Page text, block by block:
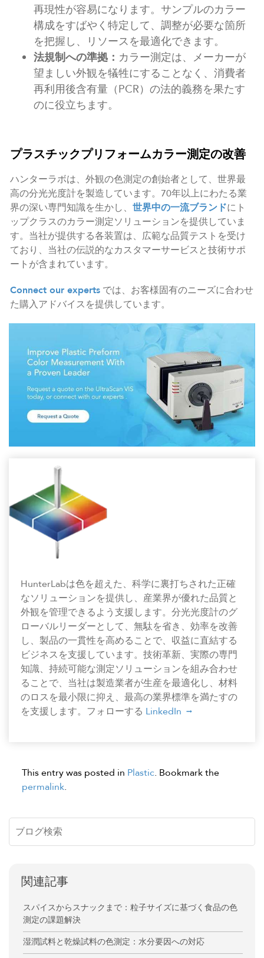
再現性が容易になります。サンプルのカラー
構成をすばやく特定して、調整が必要な箇所
を把握し、リソースを最適化できます。
法規制への準拠： カラー測定は、メーカーが
望ましい外観を犠牲にすることなく、消費者
再利用後含有量（PCR）の法的義務を果たす
のに役立ちます。
プラスチックプリフォームカラー測定の改善
ハンターラボは、外観の色測定の創始者として、世界最
高の分光光度計を製造しています。70年以上にわたる業
界の深い専門知識を生かし、 世界中の一流ブランドにト
ップクラスのカラー測定ソリューションを提供していま
す。当社が提供する各装置は、広範な品質テストを受け
ており、当社の伝説的なカスタマーサービスと技術サポ
ートが含まれています。
Connect our experts では、お客様固有のニーズに合わせ
た購入アドバイスを提供しています。
HunterLabは色を超えた、科学に裏打ちされた正確
なソリューションを提供し、産業界が優れた品質と
外観を管理できるよう支援します。分光光度計のグ
ローバルリーダーとして、無駄を省き、効率を改善
し、製品の一貫性を高めることで、収益に直結する
ビジネスを支援しています。技術革新、実際の専門
知識、持続可能な測定ソリューションを組み合わせ
ることで、当社は製造業者が生産を最適化し、材料
のロスを最小限に抑え、最高の業界標準を満たすの
を支援します。フォローする LinkedIn
This entry was posted in Plastic. Bookmark the
permalink.
関連記事
スパイスからスナックまで：粒子サイズに基づく食品の色
測定の課題解決
湿潤試料と乾燥試料の色測定：水分要因への対応